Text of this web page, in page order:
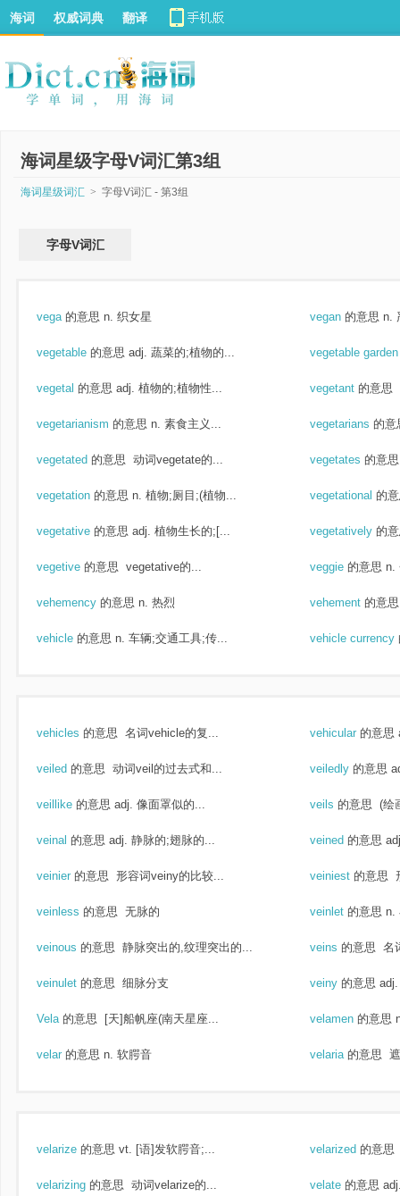
海词 权威词典 翻译
海词星级字母V词汇第3组
海词星级词汇 > 字母V词汇 - 第3组
字母V词汇
vega 的意思 n. 织女星 vegan 的意思 n.
vegetable 的意思 adj. 蔬菜的;植物的... vegetable
vegetal 的意思 adj. 植物的;植物性... vegetant 的意思
vegetarianism 的意思 n. 素食主义... vegetarians 的意
vegetated 的意思 动词vegetate的... vegetates 的意思
vegetation 的意思 n. 植物;厕目;(植物... vegetational 的
vegetative 的意思 adj. 植物生长的;[... vegetatively 的
vegetive 的意思 vegetative的... veggie 的意思 n.
vehemency 的意思 n. 热烈 vehement 的意思
vehicle 的意思 n. 车辆;交通工具;传... vehicle currency
vehicles 的意思 名词vehicle的复... vehicular 的意思
veiled 的意思 动词veil的过去式和... veiledly 的意思
veillike 的意思 adj. 像面罩似的... veils 的意思 (绘
veinal 的意思 adj. 静脉的;翅脉的... veined 的意思
veinier 的意思 形容词veiny的比较... veiniest 的意思
veinless 的意思 无脉的 veinlet 的意思 n.
veinous 的意思 静脉突出的,纹理突出的... veins 的意思 名
veinulet 的意思 细脉分支 veiny 的意思
Vela 的意思 [天]船帆座(南天星座... velamen 的意思
velar 的意思 n. 软腭音 velaria 的意思
velarize 的意思 vt. [语]发软腭音;... velarized 的意思
velarizing 的意思 动词velarize的... velate 的意思